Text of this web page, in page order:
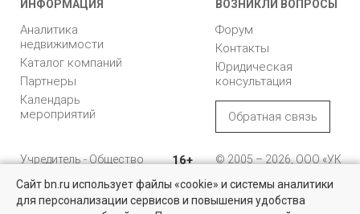
ИНФОРМАЦИЯ
Аналитика
недвижимости
Каталог компаний
Партнеры
Календарь
мероприятий
ВОЗНИКЛИ ВОПРОСЫ
Форум
Контакты
Юридическая
консультация
Обратная связь
Учредитель - Общество
ответственностью
"Управляющая
компания "Бюллетень
16+
© 2005 – 2026, ООО «УК
196105, Санкт-
Петербург, пр. Юрия
Сайт bn.ru использует файлы «cookie» и системы аналитики
для персонализации сервисов и повышения удобства